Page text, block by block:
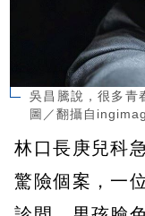
吳昌騰說，很多青
圖／翻攝自
林口長庚兒科
驚險個案，一